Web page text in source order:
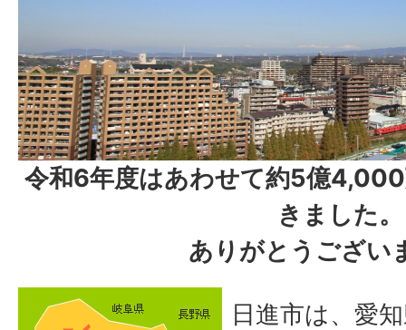
令和6年度はあわせて約5億
きました。
ありがとうござい
日進市は、愛